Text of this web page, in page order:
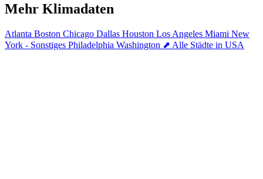
Mehr Klimadaten
Atlanta Boston Chicago Dallas Houston Los Angeles Miami New
York - Sonstiges Philadelphia Washington ⬈ Alle Städte in USA